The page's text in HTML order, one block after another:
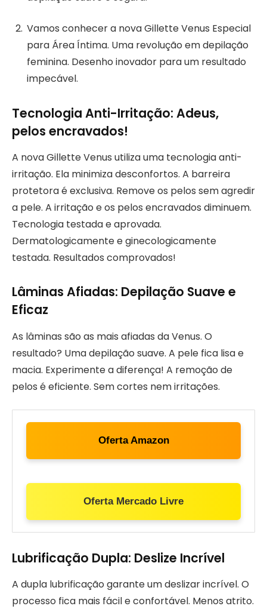
Vamos conhecer a nova Gillette Venus Especial
para Área Íntima. Uma revolução em depilação
feminina. Desenho inovador para um resultado
impecável.
Tecnologia Anti-Irritação: Adeus,
pelos encravados!
A nova Gillette Venus utiliza uma tecnologia anti-
irritação. Ela minimiza desconfortos. A barreira
protetora é exclusiva. Remove os pelos sem agredir
a pele. A irritação e os pelos encravados diminuem.
Tecnologia testada e aprovada.
Dermatologicamente e ginecologicamente
testada. Resultados comprovados!
Lâminas Afiadas: Depilação Suave e
Eficaz
As lâminas são as mais afiadas da Venus. O
resultado? Uma depilação suave. A pele fica lisa e
macia. Experimente a diferença! A remoção de
pelos é eficiente. Sem cortes nem irritações.
Oferta Amazon
Oferta Mercado Livre
Lubrificação Dupla: Deslize Incrível
A dupla lubrificação garante um deslizar incrível. O
processo fica mais fácil e confortável. Menos atrito.